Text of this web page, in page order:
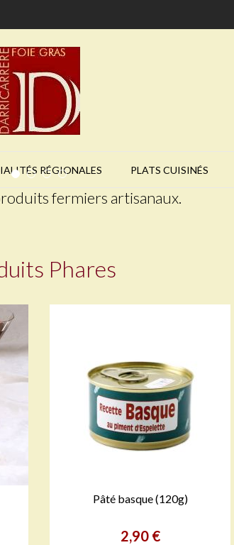
RÉGIONALES PLATS CUISINÉS
établissements Darricarrère
fermiers artisanaux.
Phares
Pâté basque (120g)
Prix
2,90 €